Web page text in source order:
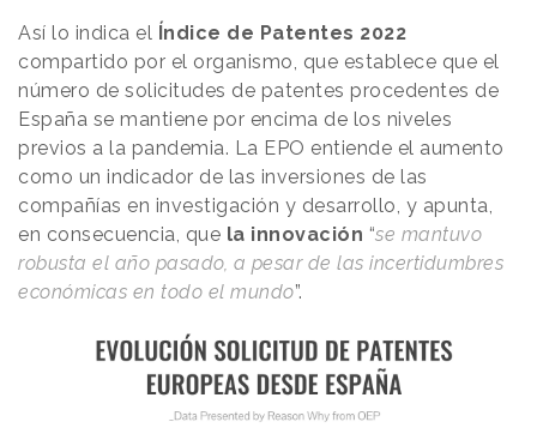
Así lo indica el Índice de Patentes 2022
compartido por el organismo, que establece que el
número de solicitudes de patentes procedentes de
España se mantiene por encima de los niveles
previos a la pandemia. La EPO entiende el aumento
como un indicador de las inversiones de las
compañías en investigación y desarrollo, y apunta,
en consecuencia, que la innovación “se mantuvo
robusta el año pasado, a pesar de las incertidumbres
económicas en todo el mundo”.